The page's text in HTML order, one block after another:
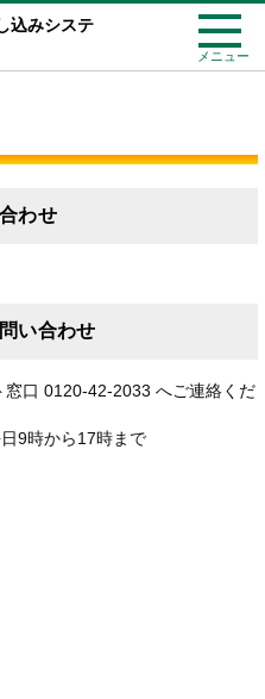
込みシステ
メニュー
わせ
い合わせ
口 0120-42-2033 へご連絡くだ
9時から17時まで